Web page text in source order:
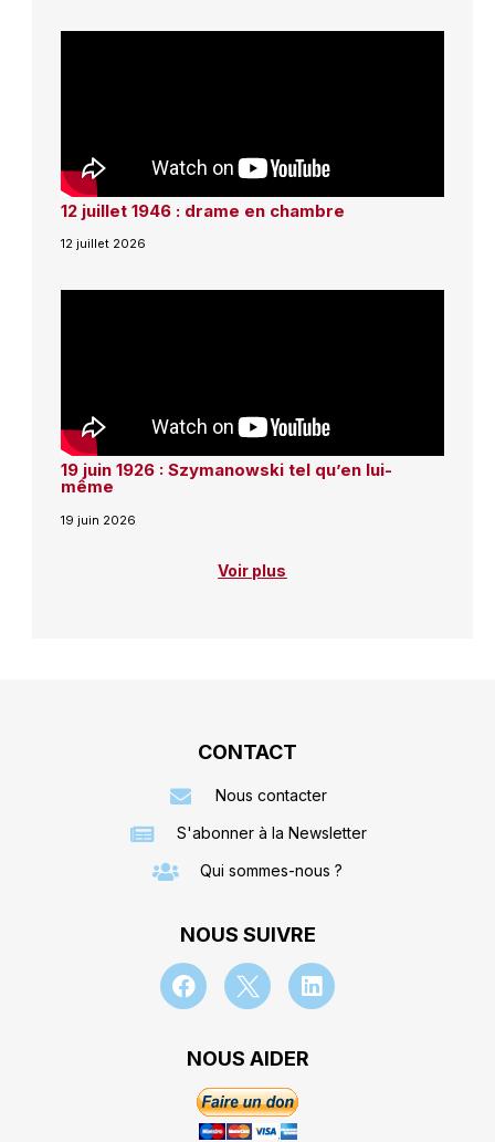
12 juillet 1946 : drame en chambre
12 juillet 2026
19 juin 1926 : Szymanowski tel qu’en lui-
même
19 juin 2026
Voir plus
CONTACT
Nous contacter
S'abonner à la Newsletter
Qui sommes-nous ?
NOUS SUIVRE
NOUS AIDER